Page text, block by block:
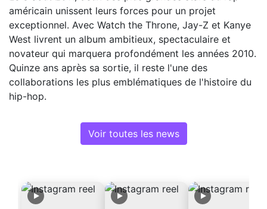
américain unissent leurs forces pour un projet
exceptionnel. Avec Watch the Throne, Jay-Z et Kanye
West livrent un album ambitieux, spectaculaire et
novateur qui marquera profondément les années 2010.
Quinze ans après sa sortie, il reste l'une des
collaborations les plus emblématiques de l'histoire du
hip-hop.
Voir toutes les news